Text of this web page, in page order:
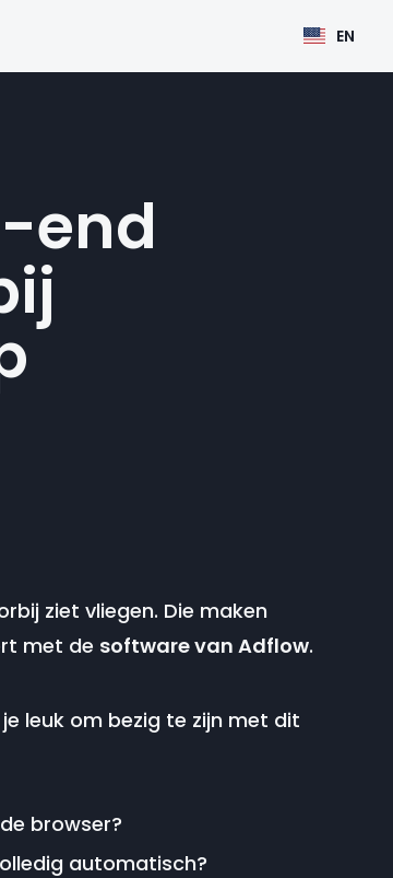
EN
end
ziet vliegen. Die maken
met de software van Adflow.
leuk om bezig te zijn met dit
browser?
automatisch?